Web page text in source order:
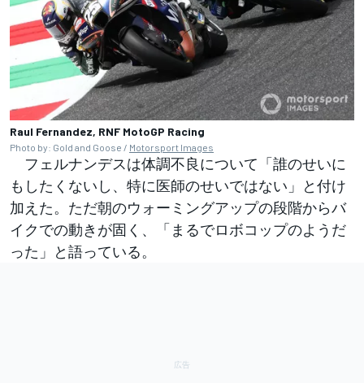
Raul Fernandez, RNF MotoGP Racing
Photo by: Gold and Goose / Motorsport Images
フェルナンデスは体調不良について「誰のせいに
もしたくないし、特に医師のせいではない」と付け
加えた。ただ朝のウォーミングアップの段階からバ
イクでの動きが固く、「まるでロボコップのようだ
った」と語っている。